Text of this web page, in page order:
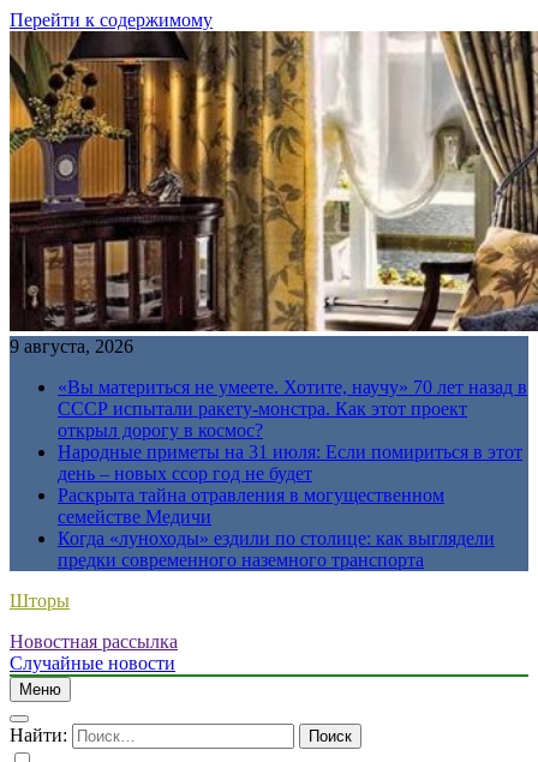
Перейти к содержимому
9 августа, 2026
«Вы материться не умеете. Хотите, научу» 70 лет назад в
СССР испытали ракету-монстра. Как этот проект
открыл дорогу в космос?
Народные приметы на 31 июля: Если помириться в этот
день – новых ссор год не будет
Раскрыта тайна отравления в могущественном
семействе Медичи
Когда «луноходы» ездили по столице: как выглядели
предки современного наземного транспорта
Шторы
Новостная рассылка
Случайные новости
Меню
Найти: